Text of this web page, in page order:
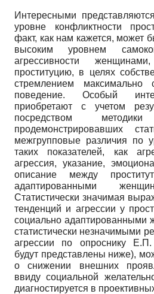
Интересными
уровне конфликтности
факт, как нам кажется, может
высоким уровнем
агрессивности
проституцию, в целях
стремлением максимально
поведение. Особый
приобретают с учетом
посредством
продемонстрировавших
межгрупповые различия по
таких показателей, как
агрессия, указание,
описание между
адаптированными
Статистически значимая
тенденций и агрессии у
социально адаптированными
статистически незначимыми
агрессии по опроснику
будут представлены ниже),
о снижении внешних
ввиду социальной
диагностируется в